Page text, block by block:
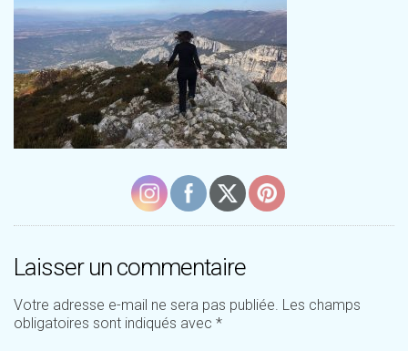
Laisser un commentaire
Votre adresse e-mail ne sera pas publiée. Les champs
obligatoires sont indiqués avec *